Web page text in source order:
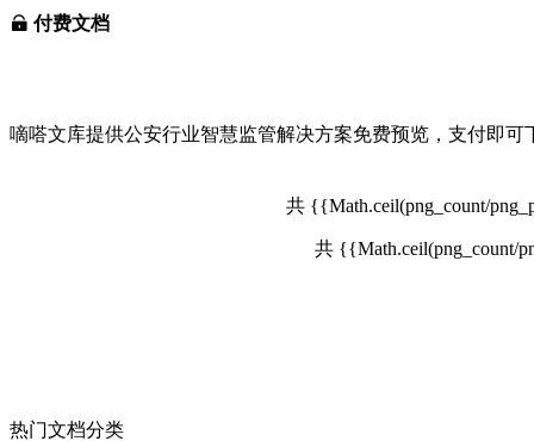
付费文档
嘀嗒文库提供公安行业智慧监管解决方案免费预览，支付即
共 {{Math.ceil(png_count/
共 {{Math.ceil(png_count/
热门文档分类